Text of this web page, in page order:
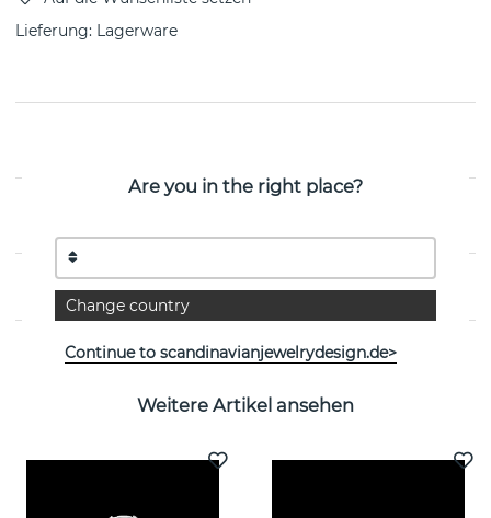
Lieferung: Lagerware
GRÖSSENTABELLE
Weitere Artikel ansehen
Are you in the right place?
Change country
Continue to scandinavianjewelrydesign.de>